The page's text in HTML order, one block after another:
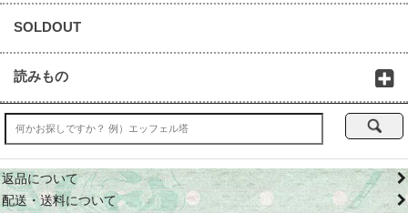
SOLDOUT
読みもの
返品について
配送・送料について